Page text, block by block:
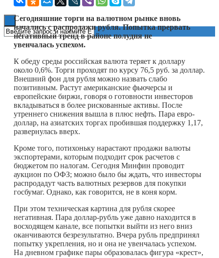
Сегодняшние торги на валютном рынке вновь
начались с распродажи рубля. Попытка прервать
негативный тренд в районе полудня не
увенчалась успехом.
К обеду среды российская валюта теряет к доллару
около 0,6%. Торги проходят по курсу 76,5 руб. за доллар.
Внешний фон для рубля можно назвать слабо
позитивным. Растут американские фьючерсы и
европейские биржи, говоря о готовности инвесторов
вкладываться в более рискованные активы. После
утреннего снижения вышла в плюс нефть. Пара евро-
доллар, на азиатских торгах пробившая поддержку 1,17,
развернулась вверх.
Кроме того, потихоньку нарастают продажи валюты
экспортерами, которым подходит срок расчетов с
бюджетом по налогам. Сегодня Минфин проводит
аукцион по ОФЗ; можно было бы ждать, что инвесторы
распродадут часть валютных резервов для покупки
госбумаг. Однако, как говорится, не в коня корм.
При этом техническая картина для рубля скорее
негативная. Пара доллар-рубль уже давно находится в
восходящем канале, все попытки выйти из него вниз
оканчиваются безрезультатно. Вчера рубль предпринял
попытку укрепления, но и она не увенчалась успехом.
На дневном графике пары образовалась фигура «крест»,